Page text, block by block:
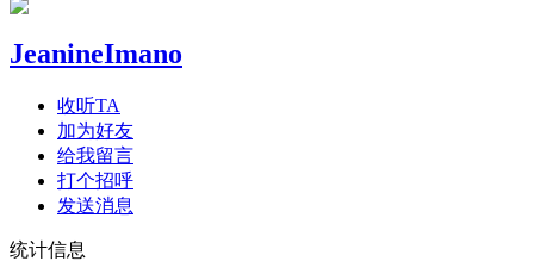
JeanineImano
收听TA
加为好友
给我留言
打个招呼
发送消息
统计信息